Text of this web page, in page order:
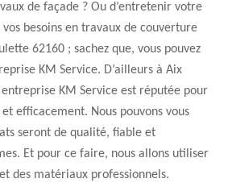
de façade ? Ou d’entretenir votre
besoins en travaux de couverture
62160 ; sachez que, vous pouvez
KM Service. D’ailleurs à Aix
KM Service est réputée pour
efficacement. Nous pouvons vous
seront de qualité, fiable et
Et pour ce faire, nous allons utiliser
des matériaux professionnels.